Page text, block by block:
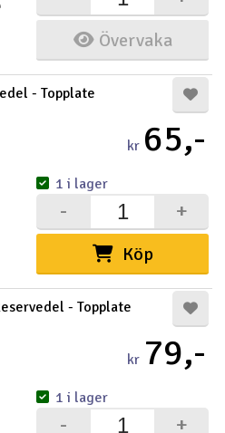
Övervaka
- Topplate
kr 65,-
Köp
+
-
1 i lager
- Topplate
kr 79,-
+
-
1 i lager